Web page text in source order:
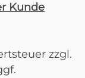
Kunde
zzgl.